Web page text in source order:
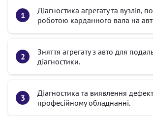
Діагностика агрегату та вузлів,
роботою карданного вала на
Зняття агрегату з авто для
діагностики.
Діагностика та виявлення
професійному обладнанні.